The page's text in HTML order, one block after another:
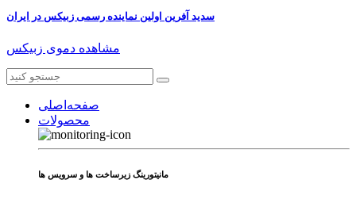
سدید آفرین اولین نماینده رسمی زبیکس در ایران
مشاهده دموی زبیکس
صفحه‌اصلی
محصولات
مانیتورینگ زیرساخت ها و سرویس ها